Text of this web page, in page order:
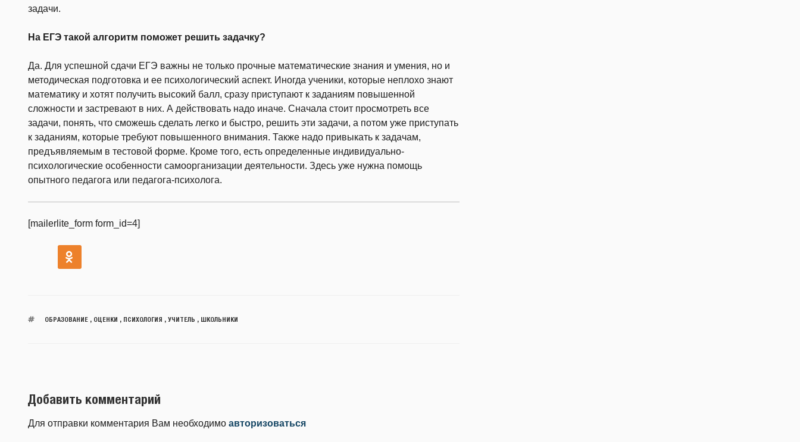
задачи.
На ЕГЭ такой алгоритм поможет решить задачку?
Да. Для успешной сдачи ЕГЭ важны не только прочные математические знания и умения, но и
методическая подготовка и ее психологический аспект. Иногда ученики, которые неплохо знают
математику и хотят получить высокий балл, сразу приступают к заданиям повышенной
сложности и застревают в них. А действовать надо иначе. Сначала стоит просмотреть все
задачи, понять, что сможешь сделать легко и быстро, решить эти задачи, а потом уже приступать
к заданиям, которые требуют повышенного внимания. Также надо привыкать к задачам,
предъявляемым в тестовой форме. Кроме того, есть определенные индивидуально-
психологические особенности самоорганизации деятельности. Здесь уже нужна помощь
опытного педагога или педагога-психолога.
[mailerlite_form form_id=4]
ОБРАЗОВАНИЕ, ОЦЕНКИ ПСИХОЛОГИЯ УЧИТЕЛЬ ШКОЛЬНИКИ
Добавить комментарий
Для отправки комментария Вам необходимо авторизоваться